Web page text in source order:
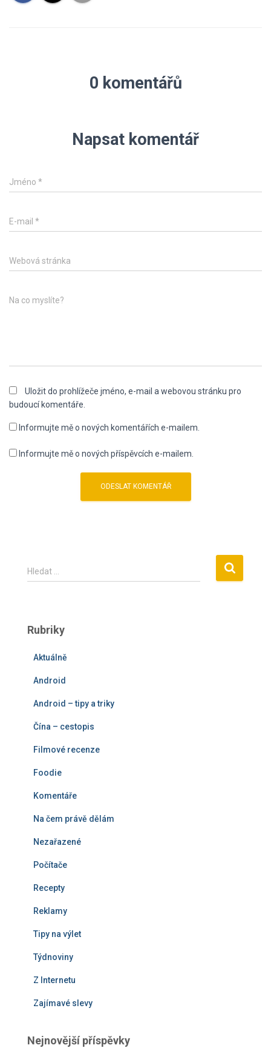
0 komentářů
Napsat komentář
Jméno *
E-mail *
Webová stránka
Na co myslíte?
Uložit do prohlížeče jméno, e-mail a webovou stránku pro
budoucí komentáře.
Informujte mě o nových komentářích e-mailem.
Informujte mě o nových příspěvcích e-mailem.
V
y
d
Hledat …
Rubriky
Aktuálně
Android
Android – tipy a triky
Čína – cestopis
Filmové recenze
Foodie
Komentáře
Na čem právě dělám
Nezařazené
Počítače
Recepty
Reklamy
Tipy na výlet
Týdnoviny
Z Internetu
Zajímavé slevy
Nejnovější příspěvky